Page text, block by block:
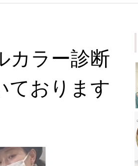
カラー診断
ております